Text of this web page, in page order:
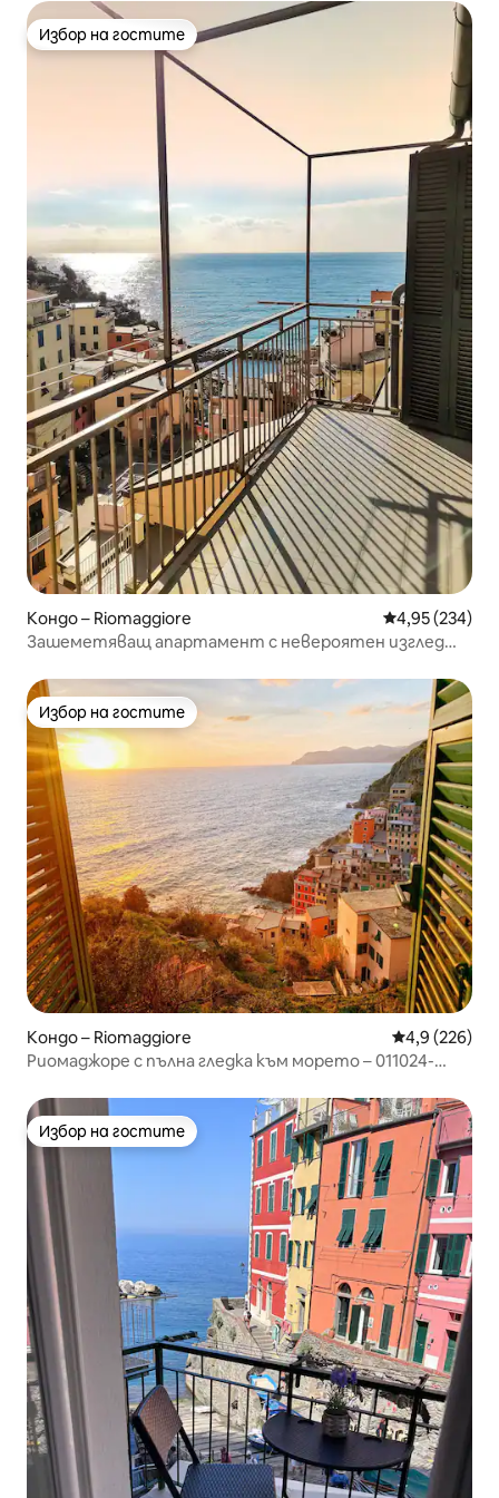
Избор на гостите
Избор на гостите
Кондо – Riomaggiore Средна
4,95 (234)
Зашеметяващ апартамент с невероятен изглед
Избор на гостите
Избор на гостите
Кондо – Riomaggiore Средна
4,9 (226)
Риомаджоре с пълна гледка към морето – 011024-
Избор на гостите
Избор на гостите